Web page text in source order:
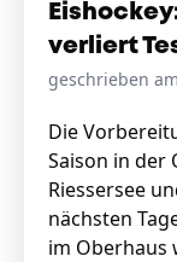
verliert
geschrieben
Die
Saison in der
Riessersee
nächsten
im Oberhaus